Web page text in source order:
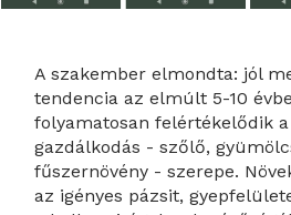
A szakember elmondta: jól
tendencia az elmúlt 5-10
folyamatosan felértékelődik
gazdálkodás - szőlő,
fűszernövény - szerepe.
az igényes pázsit,